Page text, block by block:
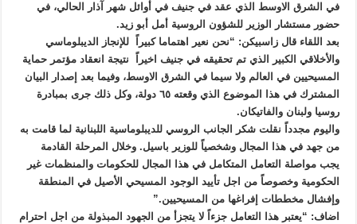
في الشرق الاوسط الذي عقد في جنيف في أوائل شهر آذار الحالي، في
حضور مستشار الوزير للشؤون الروسية أمل أبو زيد.
بعد اللقاء قال زاسبيكن: “نحن نعير اهتماما كبيراً للإنجاز الديبلوماسي
والأخلاقي الكبير الذي تم تحقيقه في جنيف اخيراً نتيجة انعقاد مؤتمر حماية
المسيحيين في العالم ولا سيما في الشرق الاوسط، وفيما بعد إصدار البيان
المشترك في هذا الموضوع الذي وقعته ٦٥ دولة، وكل ذلك جرى بمبادرة
روسيا ولبنان والفاتيكان.
واليوم مجدداً نقلت شكر الجانب الروسي للديبلوماسية اللبنانية لما قامت به
من جهد في هذا المجال وشخصياً للوزير باسيل. وخلال المرحلة القادمة
يجب مواصلة التعامل المتكامل في هذا المجال للحكومات والمنظمات غير
الحكومية وخصوصاً من اجل تأييد الوجود المسيحي الأصيل في المنطقة
وإفشال مخططات إفراغها من المسيحيين.”
اضاف: “يعتبر هذا التعامل جزءاً لا يتجزأ من الجهود المبذولة من اجل احترام